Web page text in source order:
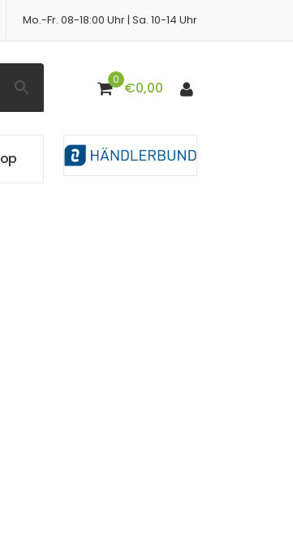
Mo.-Fr. 08-18:00 Uhr | Sa. 10-14 Uhr
0 €0,00
op